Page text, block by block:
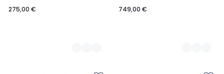
275,00 €
749,00 €